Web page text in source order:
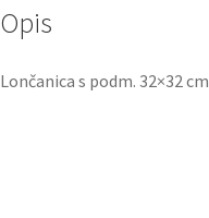
Opis
Lončanica s podm. 32×32 cm